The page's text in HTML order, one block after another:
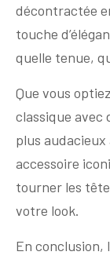
décontractée
touche
quelle tenue,
Que vous
classique avec
plus
accessoire
tourner les
votre look.
En conclusion,